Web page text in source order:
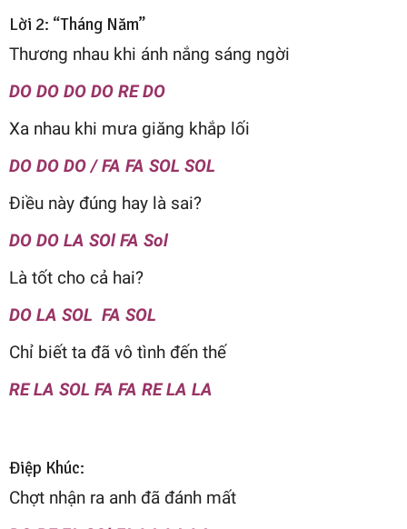
Lời 2: “Tháng Năm”
Thương nhau khi ánh nắng sáng ngời
DO DO DO DO RE DO
Xa nhau khi mưa giăng khắp lối
DO DO DO / FA FA SOL SOL
Điều này đúng hay là sai?
DO DO LA SOl FA Sol
Là tốt cho cả hai?
DO LA SOL FA SOL
Chỉ biết ta đã vô tình đến thế
RE LA SOL FA FA RE LA LA
Điệp Khúc:
Chợt nhận ra anh đã đánh mất